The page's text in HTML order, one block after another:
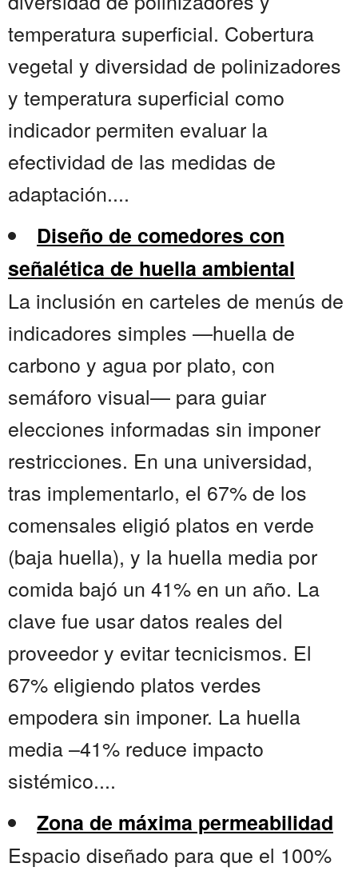
temperatura superficial. Cobertura
vegetal y diversidad de polinizadores
y temperatura superficial como
indicador permiten evaluar la
efectividad de las medidas de
adaptación....
Diseño de comedores con
señalética de huella ambiental
La inclusión en carteles de menús de
indicadores simples —huella de
carbono y agua por plato, con
semáforo visual— para guiar
elecciones informadas sin imponer
restricciones. En una universidad,
tras implementarlo, el 67% de los
comensales eligió platos en verde
(baja huella), y la huella media por
comida bajó un 41% en un año. La
clave fue usar datos reales del
proveedor y evitar tecnicismos. El
67% eligiendo platos verdes
empodera sin imponer. La huella
media –41% reduce impacto
sistémico....
Zona de máxima permeabilidad
Espacio diseñado para que el 100%